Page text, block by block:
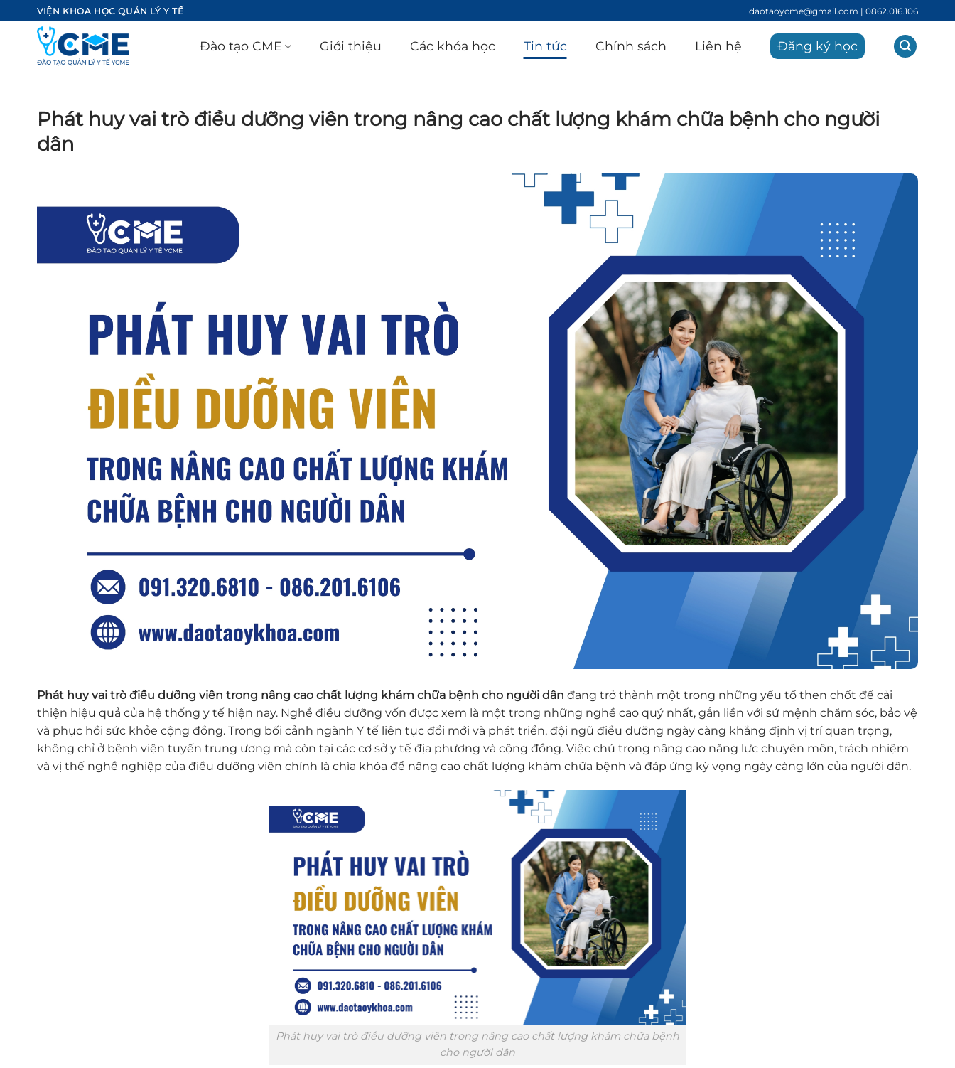
qua
VIỆN KHOA HỌC QUẢN LÝ Y TẾ daotaoycme@gmail.com | 0862.016.106
Đào tạo CME Giới thiệu Các khóa học Tin tức Chính sách Liên hệ Đăng ký học
Phát huy vai trò điều dưỡng viên trong nâng cao chất lượng khám chữa bệnh cho người
dân
Phát huy vai trò điều dưỡng viên trong nâng cao chất lượng khám chữa bệnh cho người dân đang trở thành một trong những yếu tố then chốt để cải
thiện hiệu quả của hệ thống y tế hiện nay. Nghề điều dưỡng vốn được xem là một trong những nghề cao quý nhất, gắn liền với sứ mệnh chăm sóc, bảo vệ
và phục hồi sức khỏe cộng đồng. Trong bối cảnh ngành Y tế liên tục đổi mới và phát triển, đội ngũ điều dưỡng ngày càng khẳng định vị trí quan trọng,
không chỉ ở bệnh viện tuyến trung ương mà còn tại các cơ sở y tế địa phương và cộng đồng. Việc chú trọng nâng cao năng lực chuyên môn, trách nhiệm
và vị thế nghề nghiệp của điều dưỡng viên chính là chìa khóa để nâng cao chất lượng khám chữa bệnh và đáp ứng kỳ vọng ngày càng lớn của người dân.
Phát huy vai trò điều dưỡng viên trong nâng cao chất lượng khám chữa bệnh
cho người dân